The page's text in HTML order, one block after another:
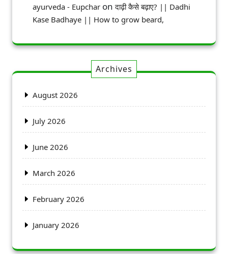
ayurveda - Eupchar onदाढ़ी कैसे बढ़ाए? || Dadhi
Kase Badhaye || How to grow beard,
Archives
August 2026
July 2026
June 2026
March 2026
February 2026
January 2026